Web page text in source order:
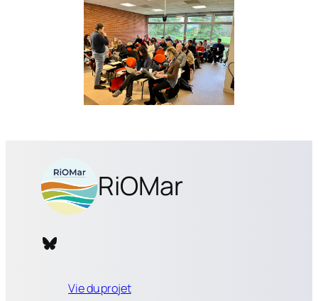
RiOMar
Bluesky RiOMar
Vie du projet